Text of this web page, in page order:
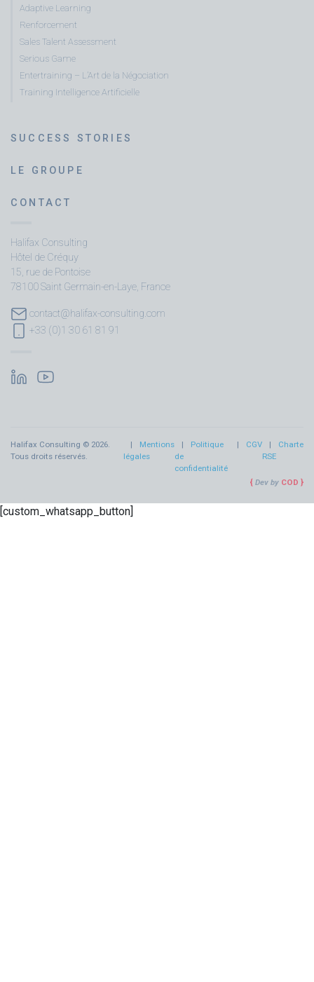
Adaptive Learning
Renforcement
Sales Talent Assessment
Serious Game
Entertraining – L’Art de la Négociation
Training Intelligence Artificielle
SUCCESS STORIES
LE GROUPE
CONTACT
Halifax Consulting
Hôtel de Créquy
15, rue de Pontoise
78100 Saint Germain-en-Laye, France
contact@halifax-consulting.com
+33 (0)1 30 61 81 91
Halifax Consulting © 2026.
Tous droits réservés.
Mentions
légales
Politique
de
confidentialité
CGV
Charte
RSE
Dev by COD
[custom_whatsapp_button]